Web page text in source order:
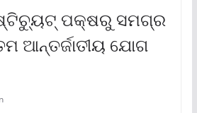
ପକ୍ଷରୁ ସମଗ୍ର
ଆନ୍ତର୍ଜାତୀୟ ଯୋଗ